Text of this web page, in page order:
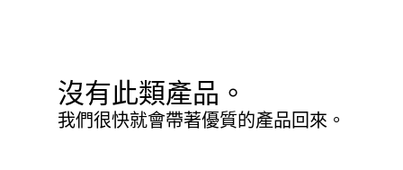
沒有此類產品。
我們很快就會帶著優質的產品回來。